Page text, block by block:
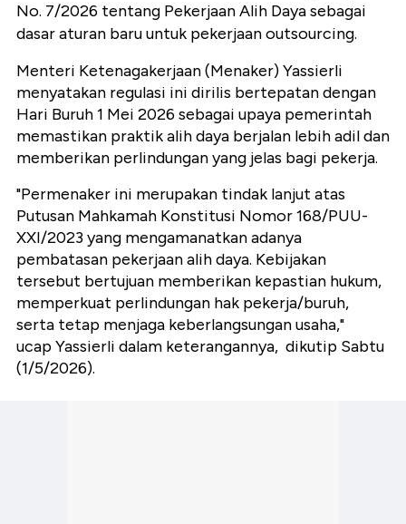
No. 7/2026 tentang Pekerjaan Alih Daya sebagai
dasar aturan baru untuk pekerjaan outsourcing.
Menteri Ketenagakerjaan (Menaker) Yassierli
menyatakan regulasi ini dirilis bertepatan dengan
Hari Buruh 1 Mei 2026 sebagai upaya pemerintah
memastikan praktik alih daya berjalan lebih adil dan
memberikan perlindungan yang jelas bagi pekerja.
"Permenaker ini merupakan tindak lanjut atas
Putusan Mahkamah Konstitusi Nomor 168/PUU-
XXI/2023 yang mengamanatkan adanya
pembatasan pekerjaan alih daya. Kebijakan
tersebut bertujuan memberikan kepastian hukum,
memperkuat perlindungan hak pekerja/buruh,
serta tetap menjaga keberlangsungan usaha,"
ucap Yassierli dalam keterangannya, dikutip Sabtu
(1/5/2026).